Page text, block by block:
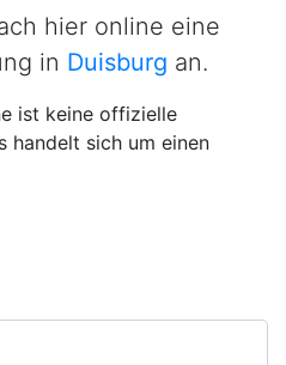
hier online eine
in Duisburg an.
ist keine offizielle
handelt sich um einen